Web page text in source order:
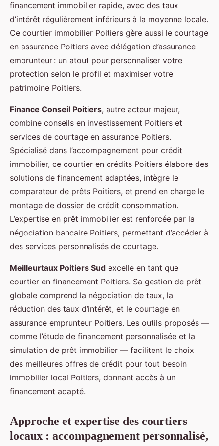
financement immobilier rapide, avec des taux
d’intérêt régulièrement inférieurs à la moyenne locale.
Ce courtier immobilier Poitiers gère aussi le courtage
en assurance Poitiers avec délégation d’assurance
emprunteur : un atout pour personnaliser votre
protection selon le profil et maximiser votre
patrimoine Poitiers.
Finance Conseil Poitiers, autre acteur majeur,
combine conseils en investissement Poitiers et
services de courtage en assurance Poitiers.
Spécialisé dans l’accompagnement pour crédit
immobilier, ce courtier en crédits Poitiers élabore des
solutions de financement adaptées, intègre le
comparateur de prêts Poitiers, et prend en charge le
montage de dossier de crédit consommation.
L’expertise en prêt immobilier est renforcée par la
négociation bancaire Poitiers, permettant d’accéder à
des services personnalisés de courtage.
Meilleurtaux Poitiers Sud excelle en tant que
courtier en financement Poitiers. Sa gestion de prêt
globale comprend la négociation de taux, la
réduction des taux d’intérêt, et le courtage en
assurance emprunteur Poitiers. Les outils proposés —
comme l’étude de financement personnalisée et la
simulation de prêt immobilier — facilitent le choix
des meilleures offres de crédit pour tout besoin
immobilier local Poitiers, donnant accès à un
financement adapté.
Approche et expertise des courtiers
locaux : accompagnement personnalisé,